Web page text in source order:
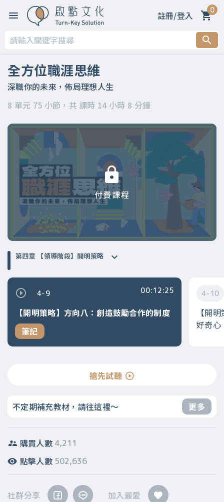
註冊/登入 0
全方位職涯思維
深職你的未來，佈局理想人生
8 單元 75 小節，共 課時 14 小時 8 分鐘
付費課程
第一章 【開篇】
第二章 【被領導階段】支持策略
第三章 【被領導階段】委身策略
第四章 【領導階段】開明策略
第五章 【領導階段】強勢策略
第七章 【應變階段】彈性策略
第八章 【結語】
第四章 【領導階段】開明策略
4-9
【開明策略】方向八：創造鼓勵合作的制度
筆記
00:12:25 4-10
【開
好奇心
搶先試聽
不定期補充教材，請往這裡～ 更多
購買人數 4,211
點擊人數 502,636
社群分享 加入最愛